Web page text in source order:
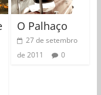
O Palhaço
27 de setembro
de 2011
0